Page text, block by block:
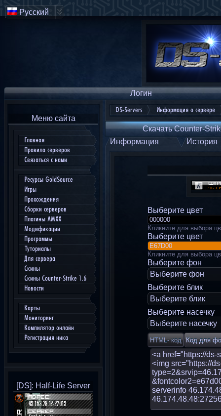
Логин
Меню сайта
Главная
Правила серверов
Связаться с нами
Ресурсы GoldSource
Игры
Прохождения
Сборки серверов
Плагины AMXX
Модификации
Программы
Туториалы
Для сервера
Скины
Скины Counter-Strike 1.6
Новости
Карты
Мониторинг
Компилятор онлайн
Регистрация ника
[DS]: Half-Life Server
DS-Servers Информация о сервере
Скачать Counter-
Информация
История
Выберите цвет
Кликните для выбора
Выберите цвет
Кликните для выбора
Выберите фон
Выберите фон
Выберите блик
Выберите блик
Выберите насечку
Выберите насечку
Русский